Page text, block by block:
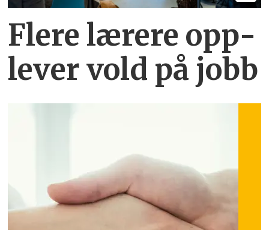
Flere lærere opp­
lever vold på jobb